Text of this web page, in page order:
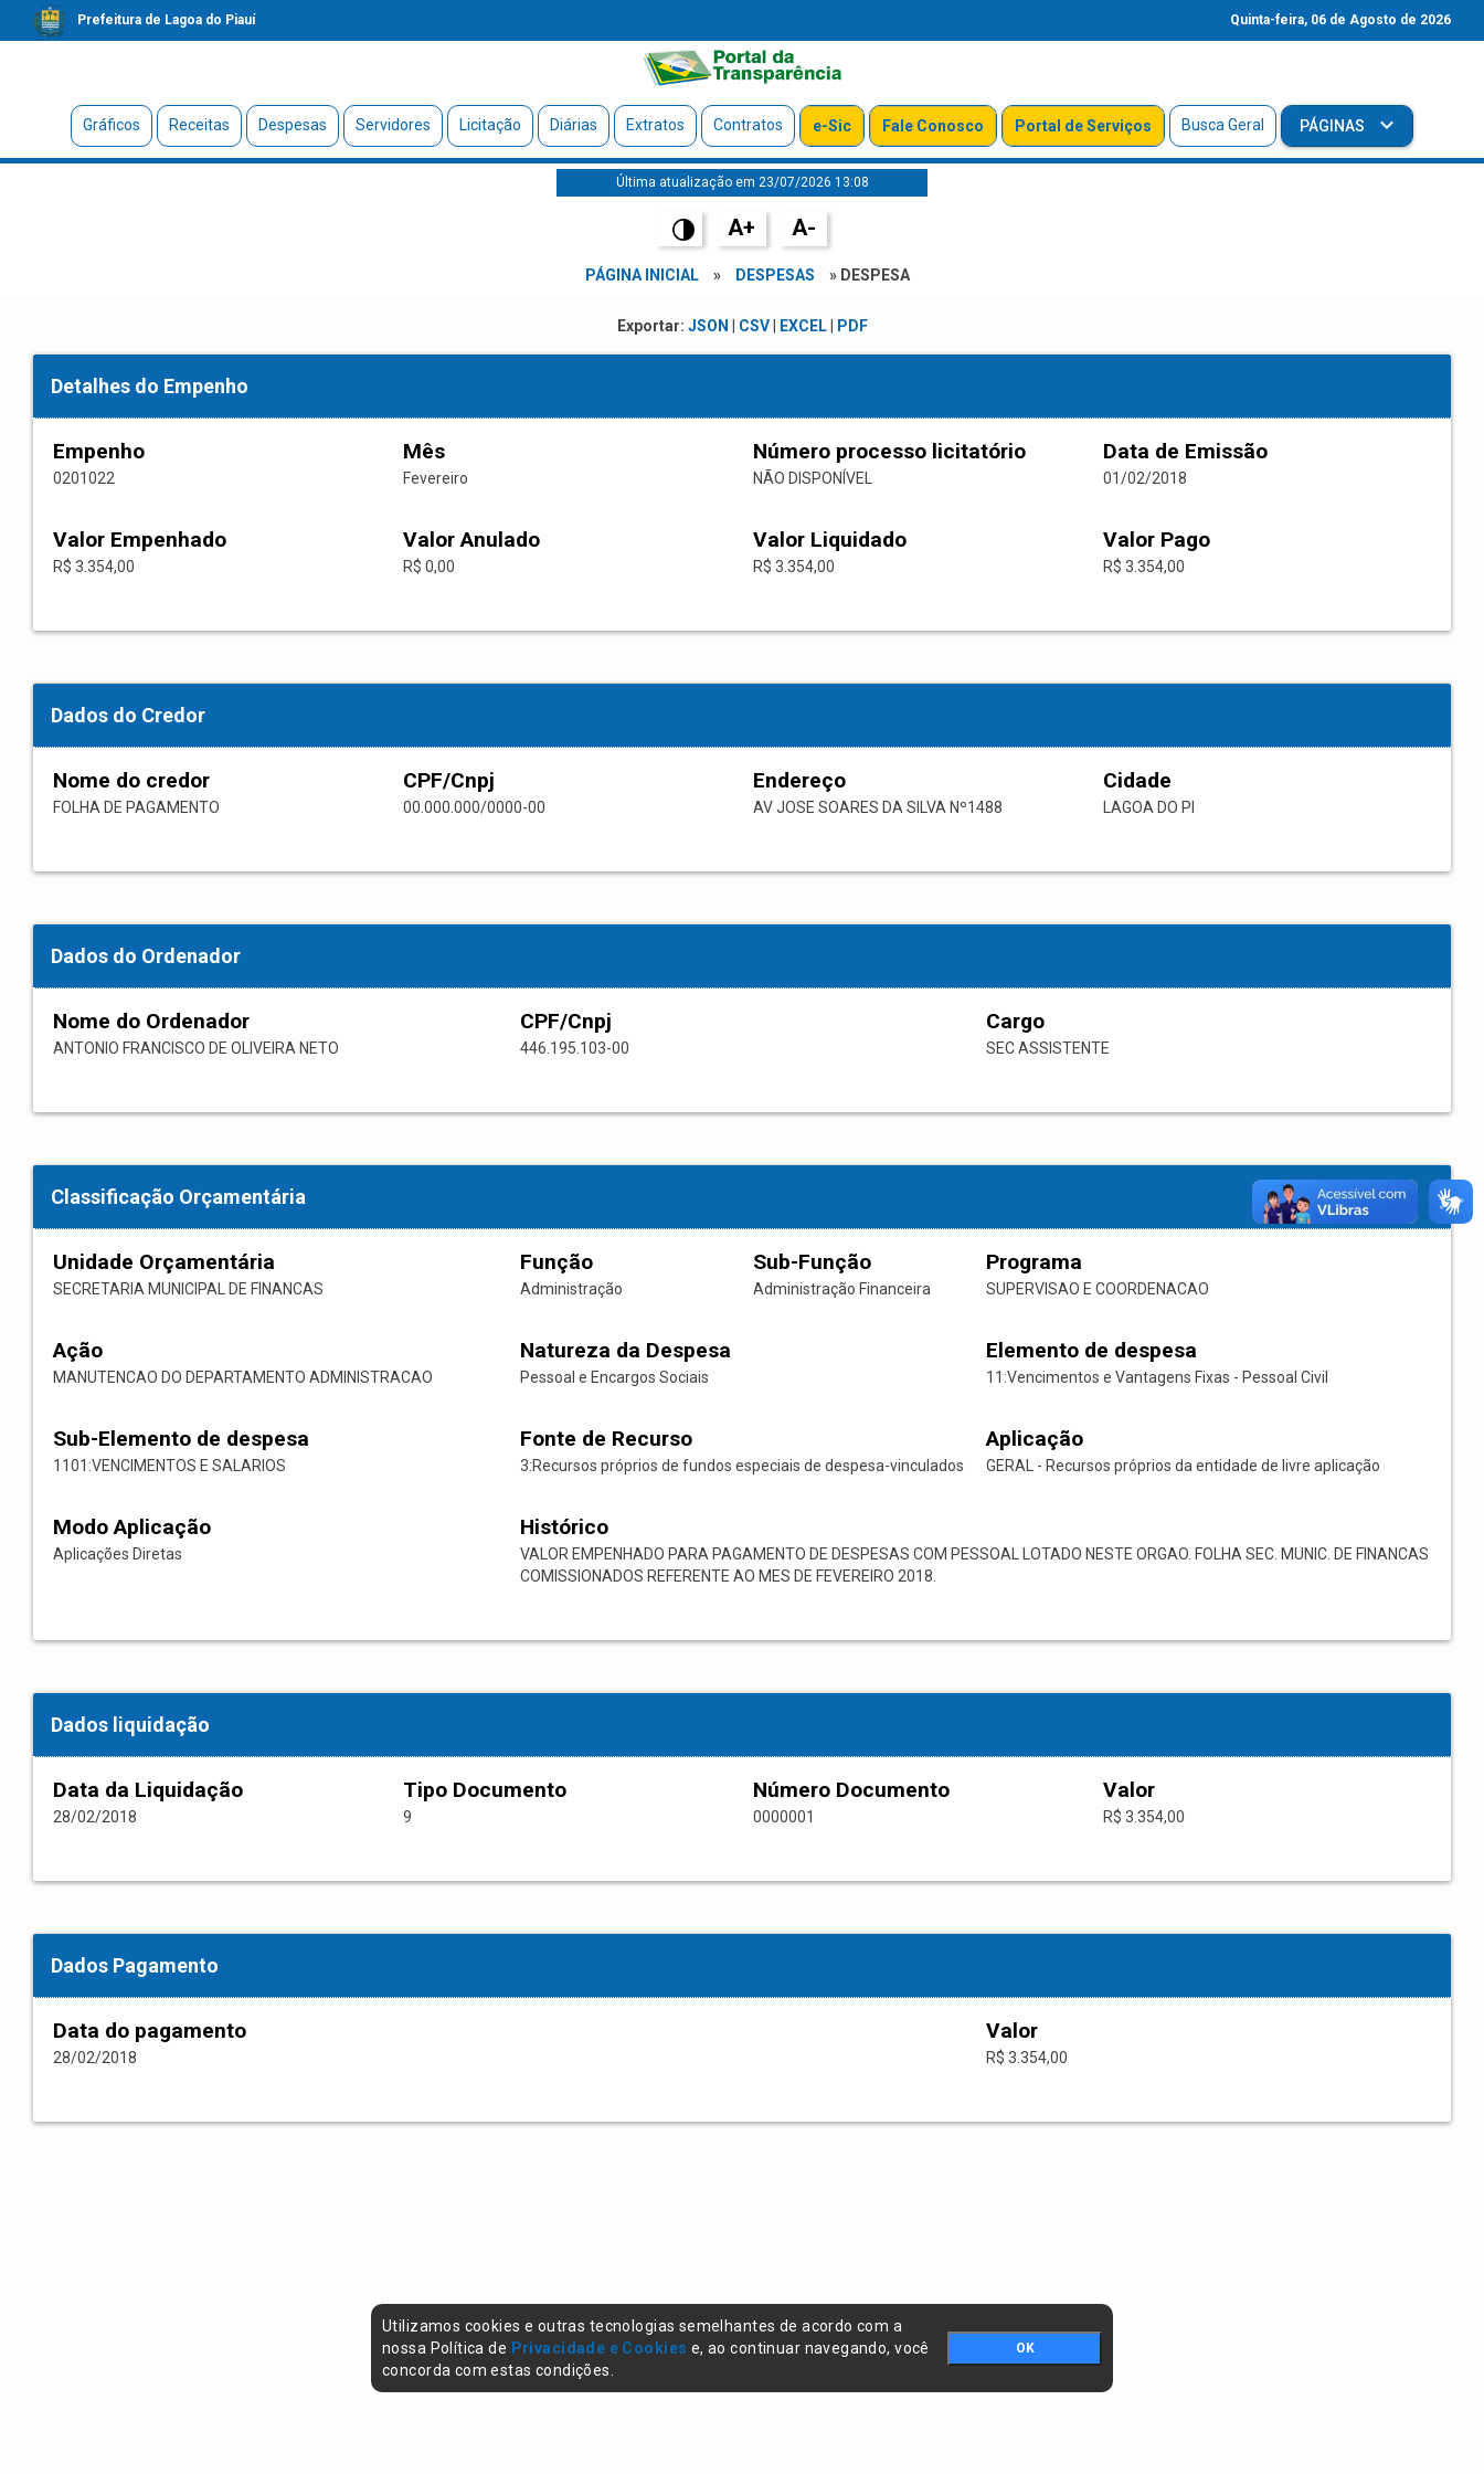
Prefeitura de Lagoa do Piauí Quinta-feira, 06 de Agosto de 2026
Gráficos Receitas Despesas Servidores Licitação Diárias Extratos Contratos e-Sic Fale Conosco Portal de Serviços Busca Geral PÁGINAS
Última atualização em 23/07/2026 13:08
A+ A-
PÁGINA INICIAL » DESPESAS » DESPESA
Exportar: JSON CSV| EXCEL| PDF
Detalhes do Empenho
Empenho
0201022
Mês
Fevereiro
Número processo licitatório
NÃO DISPONÍVEL
Data de Emissão
01/02/2018
Valor Empenhado
R$ 3.354,00
Valor Anulado
R$ 0,00
Valor Liquidado
R$ 3.354,00
Valor Pago
R$ 3.354,00
Dados do Credor
Nome do credor
FOLHA DE PAGAMENTO
CPF/Cnpj
00.000.000/0000-00
Endereço
AV JOSE SOARES DA SILVA Nº1488
Cidade
LAGOA DO PI
Dados do Ordenador
Nome do Ordenador
ANTONIO FRANCISCO DE OLIVEIRA NETO
CPF/Cnpj
446.195.103-00
Cargo
SEC ASSISTENTE
Classificação Orçamentária
Unidade Orçamentária
SECRETARIA MUNICIPAL DE FINANCAS
Função
Administração
Sub-Função
Administração Financeira
Programa
SUPERVISAO E COORDENACAO
Ação
MANUTENCAO DO DEPARTAMENTO ADMINISTRACAO
Natureza da Despesa
Pessoal e Encargos Sociais
Elemento de despesa
11:Vencimentos e Vantagens Fixas - Pessoal Civil
Sub-Elemento de despesa
1101:VENCIMENTOS E SALARIOS
Fonte de Recurso
3:Recursos próprios de fundos especiais de despesa-vinculados
Aplicação
GERAL - Recursos próprios da entidade de livre aplicação
Modo Aplicação
Aplicações Diretas
Histórico
VALOR EMPENHADO PARA PAGAMENTO DE DESPESAS COM PESSOAL LOTADO NESTE ORGAO. FOLHA SEC. MUNIC. DE FINANCAS
COMISSIONADOS REFERENTE AO MES DE FEVEREIRO 2018.
Dados liquidação
Data da Liquidação
28/02/2018
Tipo Documento
9
Número Documento
0000001
Valor
R$ 3.354,00
Dados Pagamento
Data do pagamento
28/02/2018
Valor
R$ 3.354,00
Utilizamos cookies e outras tecnologias semelhantes de acordo com a
nossa Política de Privacidade e Cookies e, ao continuar navegando, você
concorda com estas condições.
OK